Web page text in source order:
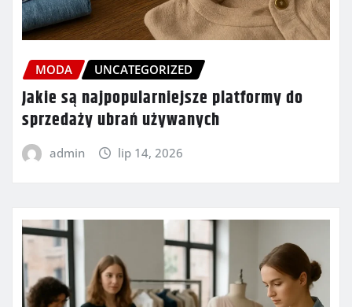
MODA UNCATEGORIZED
Jakie są najpopularniejsze platformy do
sprzedaży ubrań używanych
admin lip 14, 2026